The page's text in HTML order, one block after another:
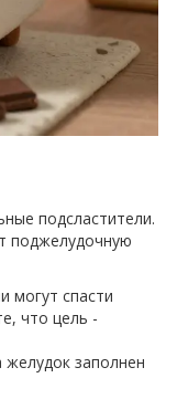
подсластители.
поджелудочную
могут спасти
что цель -
заполнен